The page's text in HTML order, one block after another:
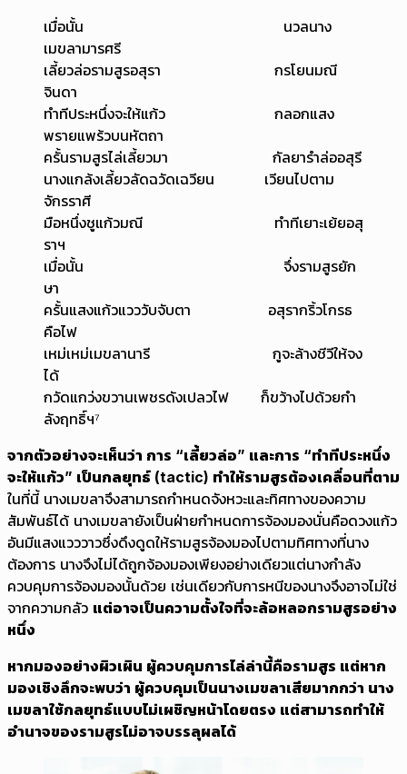
เมื่อนั้น นวลนาง
เมขลามารศรี
เลี้ยวล่อรามสูรอสุรา กรโยนมณี
จินดา
ทำทีประหนึ่งจะให้แก้ว กลอกแสง
พรายแพร้วบนหัตถา
ครั้นรามสูรไล่เลี้ยวมา กัลยารำล่ออสุรี
นางแกล้งเลี้ยวลัดฉวัดเฉวียน เวียนไปตาม
จักรราศี
มือหนึ่งชูแก้วมณี ทำทีเยาะเย้ยอสุ
ราฯ
เมื่อนั้น จึ่งรามสูรยัก
ษา
ครั้นแสงแก้วแวววับจับตา อสุรากริ้วโกรธ
คือไฟ
เหม่เหม่เมขลานารี กูจะล้างชีวีให้จง
ได้
กวัดแกว่งขวานเพชรดังเปลวไฟ ก็ขว้างไปด้วยกำ
ลังฤทธิ์ฯ⁷
จากตัวอย่างจะเห็นว่า การ “เลี้ยวล่อ” และการ “ทำทีประหนึ่ง
จะให้แก้ว” เป็นกลยุทธ์ (tactic) ทำให้รามสูรต้องเคลื่อนที่ตาม
ในที่นี้ นางเมขลาจึงสามารถกำหนดจังหวะและทิศทางของความ
สัมพันธ์ได้ นางเมขลายังเป็นฝ่ายกำหนดการจ้องมองนั่นคือดวงแก้ว
อันมีแสงแวววาวซึ่งดึงดูดให้รามสูรจ้องมองไปตามทิศทางที่นาง
ต้องการ นางจึงไม่ได้ถูกจ้องมองเพียงอย่างเดียวแต่นางกำลัง
ควบคุมการจ้องมองนั้นด้วย เช่นเดียวกับการหนีของนางจึงอาจไม่ใช่
จากความกลัว แต่อาจเป็นความตั้งใจที่จะล้อหลอกรามสูรอย่าง
หนึ่ง
หากมองอย่างผิวเผิน ผู้ควบคุมการไล่ล่านี้คือรามสูร แต่หาก
มองเชิงลึกจะพบว่า ผู้ควบคุมเป็นนางเมขลาเสียมากกว่า นาง
เมขลาใช้กลยุทธ์แบบไม่เผชิญหน้าโดยตรง แต่สามารถทำให้
อำนาจของรามสูรไม่อาจบรรลุผลได้